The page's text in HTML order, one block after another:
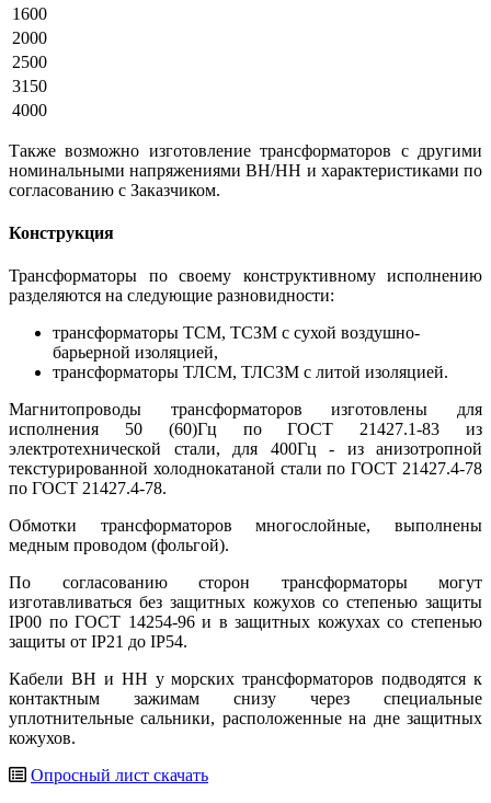
1600
2000
2500
3150
4000
Также возможно изготовление трансформаторов с другими
номинальными напряжениями ВН/НН и характеристиками по
согласованию с Заказчиком.
Конструкция
Трансформаторы по своему конструктивному исполнению
разделяются на следующие разновидности:
трансформаторы ТСМ, ТСЗМ с сухой воздушно-
барьерной изоляцией,
трансформаторы ТЛСМ, ТЛСЗМ с литой изоляцией.
Магнитопроводы трансформаторов изготовлены для
исполнения 50 (60)Гц по ГОСТ 21427.1-83 из
электротехнической стали, для 400Гц - из анизотропной
текстурированной холоднокатаной стали по ГОСТ 21427.4-78
по ГОСТ 21427.4-78.
Обмотки трансформаторов многослойные, выполнены
медным проводом (фольгой).
По согласованию сторон трансформаторы могут
изготавливаться без защитных кожухов со степенью защиты
IP00 по ГОСТ 14254-96 и в защитных кожухах со степенью
защиты от IP21 до IP54.
Кабели ВН и НН у морских трансформаторов подводятся к
контактным зажимам снизу через специальные
уплотнительные сальники, расположенные на дне защитных
кожухов.
Опросный лист скачать